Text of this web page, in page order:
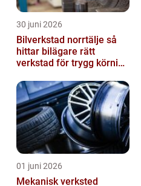
30 juni 2026
Bilverkstad norrtälje så
hittar bilägare rätt
verkstad för trygg körning
01 juni 2026
Mekanisk verksted